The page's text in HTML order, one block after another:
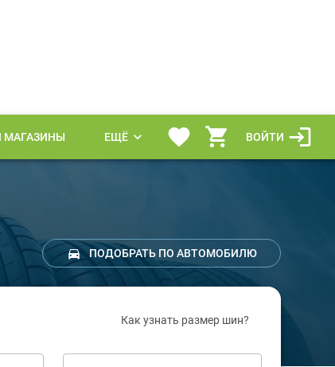
МАГАЗИНЫ ЕЩЁ ВОЙТИ
ПОДОБРАТЬ ПО АВТОМОБИЛЮ
Как узнать размер шин?